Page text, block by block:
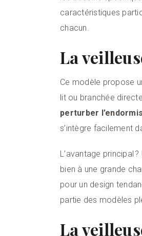
caractéristiques
chacun.
La
Ce modèle propose
lit ou branchée
perturber
s’intègre facilement
L’avantage principal
bien à une grande
pour un design
partie des modèles
La